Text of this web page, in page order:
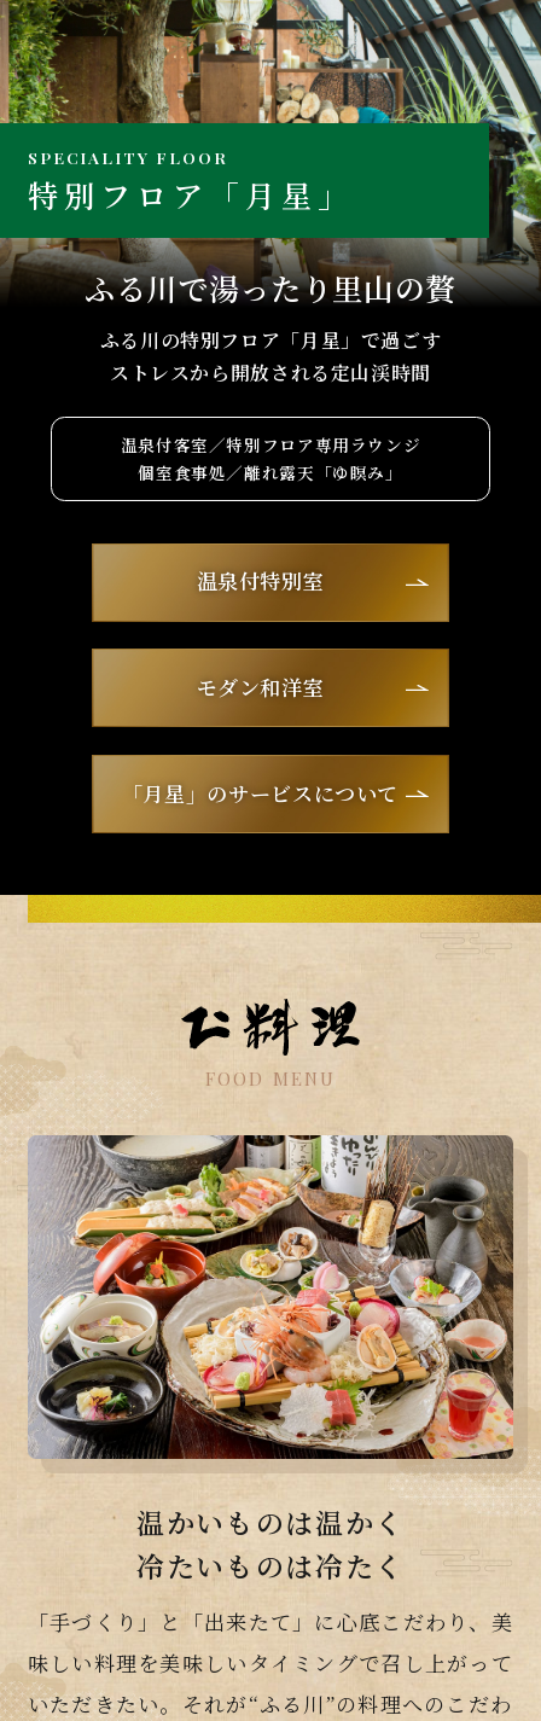
SPECIALITY FLOOR
特別フロア「月星」
ふる川で湯ったり里山の贅
ふる川の特別フロア「月星」で過ごす
ストレスから開放される定山渓時間
温泉付客室／特別フロア専用ラウンジ
個室食事処／離れ露天「ゆ瞑み」
温泉付特別室
モダン和洋室
「月星」のサービスについて
FOOD MENU
温かいものは温かく
冷たいものは冷たく
「手づくり」と「出来たて」に心底こだわり、美
味しい料理を美味しいタイミングで召し上がって
いただきたい。それが“ふる川”の料理へのこだわ